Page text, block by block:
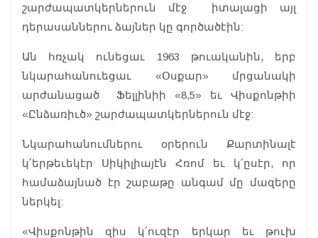
շարժապատկերներուն մէջ իտալացի այլ
դերասաններու ձայներ կը գործածէին:
Ան հռչակ ունեցաւ 1963 թուականին, երբ
նկարահանուեցաւ «Օսքար» մրցանակի
արժանացած Ֆելլինիի «8,5» եւ Վիսքոնթիի
«Ընձառիւծ» շարժապատկերներուն մէջ:
Նկարահանումներու օրերուն Քարտինալէ
կ՛երթեւեկէր Սիկիլիայէն Հռոմ եւ կ՛ըսէր, որ
համաձայնած էր շաբաթը անգամ մը մազերը
ներկել:
«Վիսքոնթին զիս կ՛ուզէր երկար եւ թուխ